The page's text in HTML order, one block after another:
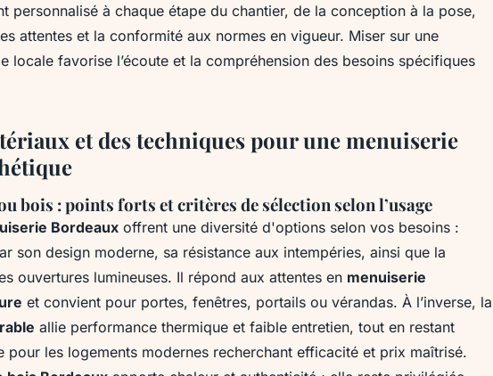
personnalisé à chaque étape du chantier, de la conception à la pose,
attentes et la conformité aux normes en vigueur. Miser sur une
locale favorise l’écoute et la compréhension des besoins spécifiques
et des techniques pour une menuiserie
bois : points forts et critères de sélection selon l’usage
Bordeaux offrent une diversité d'options selon vos besoins :
son design moderne, sa résistance aux intempéries, ainsi que la
ouvertures lumineuses. Il répond aux attentes en menuiserie
et convient pour portes, fenêtres, portails ou vérandas. À l’inverse, la
allie performance thermique et faible entretien, tout en restant
pour les logements modernes recherchant efficacité et prix maîtrisé.